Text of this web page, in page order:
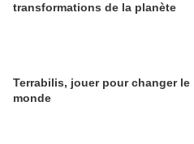
transformations de la planète
Terrabilis, jouer pour changer le
monde